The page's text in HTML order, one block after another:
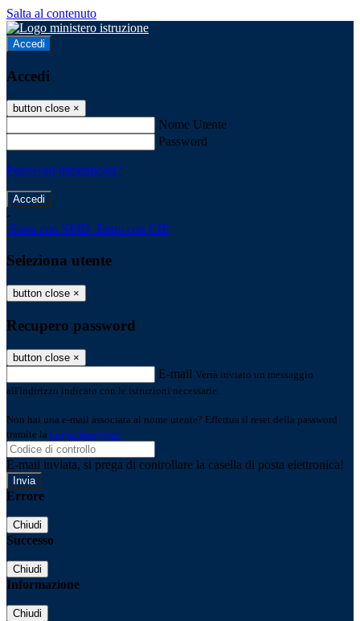
Salta al contenuto
Accedi
Accedi
button close ×
Nome Utente
Password
Password dimenticata?
-
Entra con SPID Entra con CIE
Seleziona utente
button close ×
Recupero password
button close ×
E-mail Verrà inviato un messaggio
all'indirizzo indicato con le istruzioni necessarie.
Non hai una e-mail associata al nome utente? Effettua il reset della password
tramite la Login Spaggiari
E-mail inviata, si prega di controllare la casella di posta elettronica!
Errore
Chiudi
Successo
Chiudi
Informazione
Chiudi